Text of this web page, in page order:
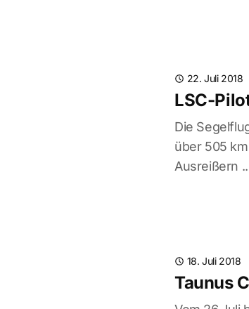
22. Juli 2018
LSC-
Die
über 505
Ausreißern
18. Juli 2018
Taunus